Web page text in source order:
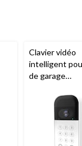
Clavier vidéo
intelligent
de garage
nocturne,
aux